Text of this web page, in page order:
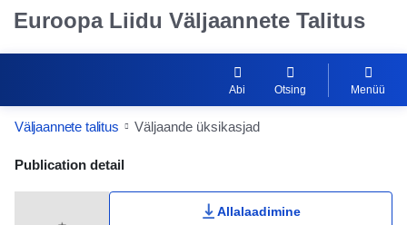
Euroopa Liidu Väljaannete Talitus
Abi Otsing Menüü
Väljaannete talitus Väljaande üksikasjad
Publication Detail Actions Portlet
Publication detail
Allalaadimine